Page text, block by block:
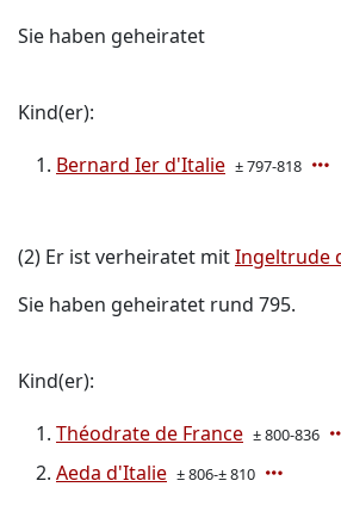
Sie haben geheiratet
Kind(er):
Bernard Ier d'Italie ± 797-818
(2) Er ist verheiratet mitIngeltrude
Sie haben geheiratet rund 795.
Kind(er):
Théodrate de France ± 800-836
Aeda d'Italie ± 806-± 810